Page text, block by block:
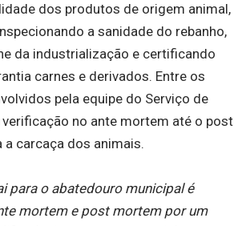
dos produtos de origem animal,
a sanidade do rebanho,
da industrialização e certificando
carnes e derivados. Entre os
pela equipe do Serviço de
verificação no ante mortem até o post
carcaça dos animais.
para o abatedouro municipal é
mortem e post mortem por um